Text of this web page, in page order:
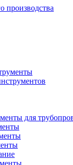
производства
для